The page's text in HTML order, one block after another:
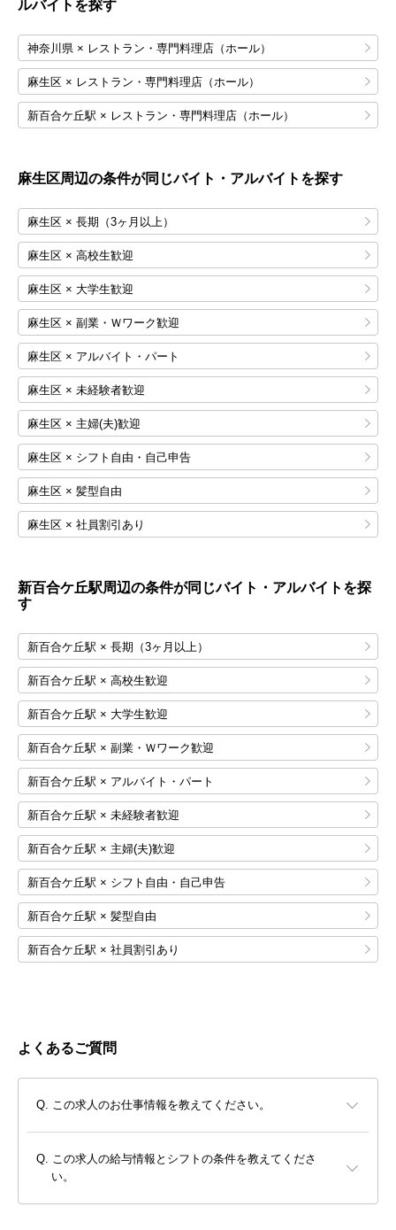
ルバイトを探す
神奈川県 × レストラン・専門料理店（ホール）
麻生区 × レストラン・専門料理店（ホール）
新百合ケ丘駅 × レストラン・専門料理店（ホール）
麻生区周辺の条件が同じバイト・アルバイトを探す
麻生区 × 長期（3ヶ月以上）
麻生区 × 高校生歓迎
麻生区 × 大学生歓迎
麻生区 × 副業・Ｗワーク歓迎
麻生区 × アルバイト・パート
麻生区 × 未経験者歓迎
麻生区 × 主婦(夫)歓迎
麻生区 × シフト自由・自己申告
麻生区 × 髪型自由
麻生区 × 社員割引あり
新百合ケ丘駅周辺の条件が同じバイト・アルバイトを探
す
新百合ケ丘駅 × 長期（3ヶ月以上）
新百合ケ丘駅 × 高校生歓迎
新百合ケ丘駅 × 大学生歓迎
新百合ケ丘駅 × 副業・Ｗワーク歓迎
新百合ケ丘駅 × アルバイト・パート
新百合ケ丘駅 × 未経験者歓迎
新百合ケ丘駅 × 主婦(夫)歓迎
新百合ケ丘駅 × シフト自由・自己申告
新百合ケ丘駅 × 髪型自由
新百合ケ丘駅 × 社員割引あり
よくあるご質問
この求人のお仕事情報を教えてください。
この求人の給与情報とシフトの条件を教えてくださ
い。